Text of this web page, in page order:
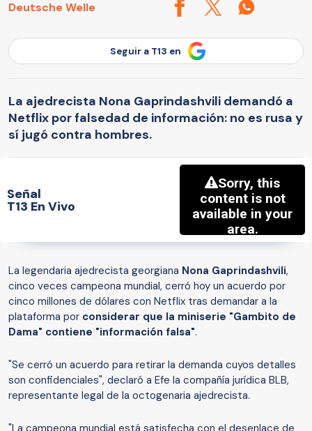
Deutsche Welle
Seguir a T13 en
La ajedrecista Nona Gaprindashvili demandó a
Netflix por falsedad de información: no es rusa y
sí jugó contra hombres.
Señal
T13 En Vivo
La legendaria ajedrecista georgiana Nona Gaprindashvili,
cinco veces campeona mundial, cerró hoy un acuerdo por
cinco millones de dólares con Netflix tras demandar a la
plataforma por considerar que la miniserie "Gambito de
Dama" contiene "información falsa".
"Se cerró un acuerdo para retirar la demanda cuyos detalles
son confidenciales", declaró a Efe la compañía jurídica BLB,
representante legal de la octogenaria ajedrecista.